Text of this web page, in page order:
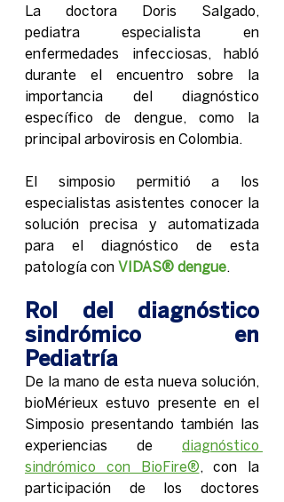
La doctora Doris Salgado,
pediatra especialista en
enfermedades infecciosas, habló
durante el encuentro sobre la
importancia del diagnóstico
específico de dengue, como la
principal arbovirosis en Colombia.
El simposio permitió a los
especialistas asistentes conocer la
solución precisa y automatizada
para el diagnóstico de esta
patología con VIDAS® dengue.
Rol del diagnóstico
sindrómico en
Pediatría
De la mano de esta nueva solución,
bioMérieux estuvo presente en el
Simposio presentando también las
experiencias de diagnóstico
sindrómico con BioFire® , con la
participación de los doctores